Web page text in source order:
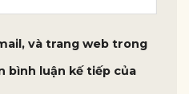
và trang web trong
bình luận kế tiếp của